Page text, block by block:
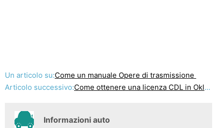
Un articolo su:Come un manuale Opere di trasmissione
Articolo successivo:Come ottenere una licenza CDL in Oklahoma
Informazioni auto